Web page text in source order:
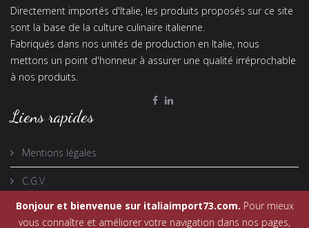
Directement importés d'Italie, les produits proposés sur ce site
sont la base de la culture culinaire italienne.
Fabriqués dans nos unités de production en Italie, nous
mettons un point d'honneur à assurer une qualité irréprochable
à nos produits.
Liens rapides
Mentions légales
C.G.V
Bonjour et bienvenue sur italiaimport73.com. Pour mieux
vous connaître et améliorer votre navigation dans nos pages,